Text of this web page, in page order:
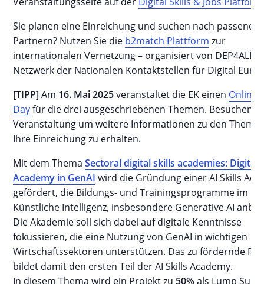
Sie planen eine Einreichung und suchen nach
Partnern? Nutzen Sie die b2match Plattform zur
internationalen Vernetzung – organisiert von DEP4ALL,
Netzwerk der Nationalen Kontaktstellen für Digital
[TIPP] Am 16. Mai 2025veranstaltet die EK einen Online
Dayfür die drei ausgeschriebenen Themen. Besuchen
Veranstaltung um weitere Informationen zu den
Ihre Einreichung zu erhalten.
Mit dem ThemaSectoral digital skills academies: Digital
Academy in GenAI wird die Gründung einer AI Skills
gefördert, die Bildungs- und Trainingsprogramme im
Künstliche Intelligenz, insbesondere Generative AI
Die Akademie soll sich dabei auf digitale Kenntnisse
fokussieren, die eine Nutzung von GenAI in wichtigen
Wirtschaftssektoren unterstützen. Das zu fördernde
bildet damit den ersten Teil der AI Skills Academy.
In diesem Thema wird ein Projekt zu 50%als Lump Sum